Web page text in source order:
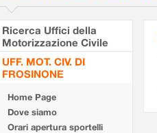
Ricerca Uffici della
Motorizzazione Civile
UFF. MOT. CIV. DI
FROSINONE
Home Page
Dove siamo
Orari apertura sportelli